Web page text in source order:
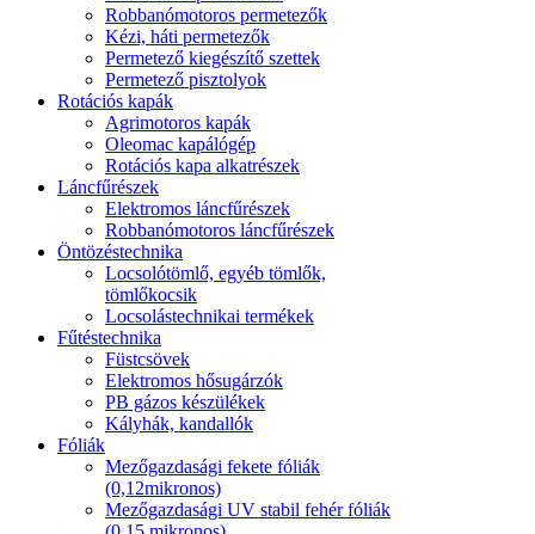
Robbanómotoros permetezők
Kézi, háti permetezők
Permetező kiegészítő szettek
Permetező pisztolyok
Rotációs kapák
Agrimotoros kapák
Oleomac kapálógép
Rotációs kapa alkatrészek
Láncfűrészek
Elektromos láncfűrészek
Robbanómotoros láncfűrészek
Öntözéstechnika
Locsolótömlő, egyéb tömlők,
tömlőkocsik
Locsolástechnikai termékek
Fűtéstechnika
Füstcsövek
Elektromos hősugárzók
PB gázos készülékek
Kályhák, kandallók
Fóliák
Mezőgazdasági fekete fóliák
(0,12mikronos)
Mezőgazdasági UV stabil fehér fóliák